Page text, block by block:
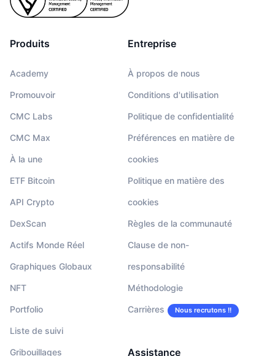
Produits
Academy
Promouvoir
CMC Labs
CMC Max
À la une
ETF Bitcoin
API Crypto
DexScan
Actifs Monde Réel
Graphiques Globaux
NFT
Portfolio
Liste de suivi
Gribouillages
Entreprise
À propos de nous
Conditions d'utilisation
Politique de confidentialité
Préférences en matière de
cookies
Politique en matière des
cookies
Règles de la communauté
Clause de non-
responsabilité
Méthodologie
Carrières Nous recrutons !!
Assistance